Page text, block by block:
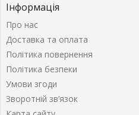
Інформація
Про нас
Доставка та оплата
Політика повернення
Політика безпеки
Умови згоди
Зворотній зв’язок